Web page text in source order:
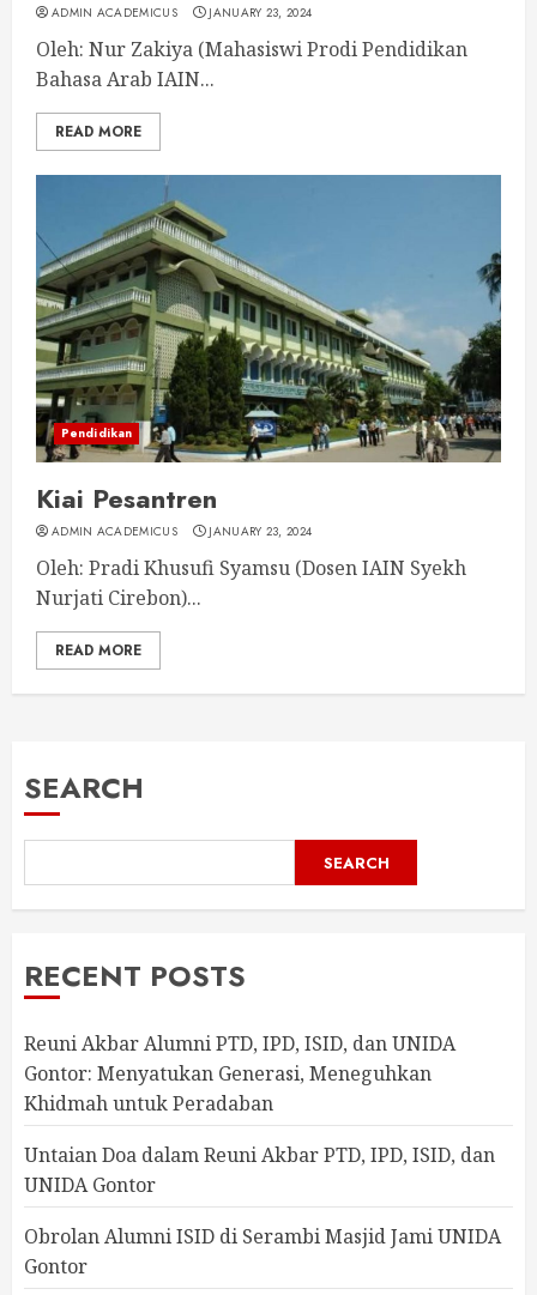
ADMIN ACADEMICUS JANUARY 23, 2024
Oleh: Nur Zakiya (Mahasiswi Prodi Pendidikan
Bahasa Arab IAIN...
READ MORE
Pendidikan
Kiai Pesantren
ADMIN ACADEMICUS JANUARY 23, 2024
Oleh: Pradi Khusufi Syamsu (Dosen IAIN Syekh
Nurjati Cirebon)...
READ MORE
SEARCH
SEARCH
RECENT POSTS
Reuni Akbar Alumni PTD, IPD, ISID, dan UNIDA
Gontor: Menyatukan Generasi, Meneguhkan
Khidmah untuk Peradaban
Untaian Doa dalam Reuni Akbar PTD, IPD, ISID, dan
UNIDA Gontor
Obrolan Alumni ISID di Serambi Masjid Jami UNIDA
Gontor